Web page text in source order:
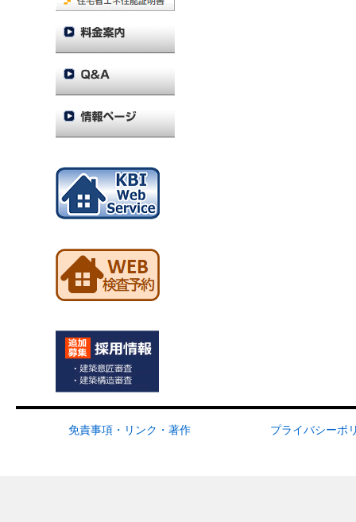
免責事項・リンク・著作 プライバシーポ